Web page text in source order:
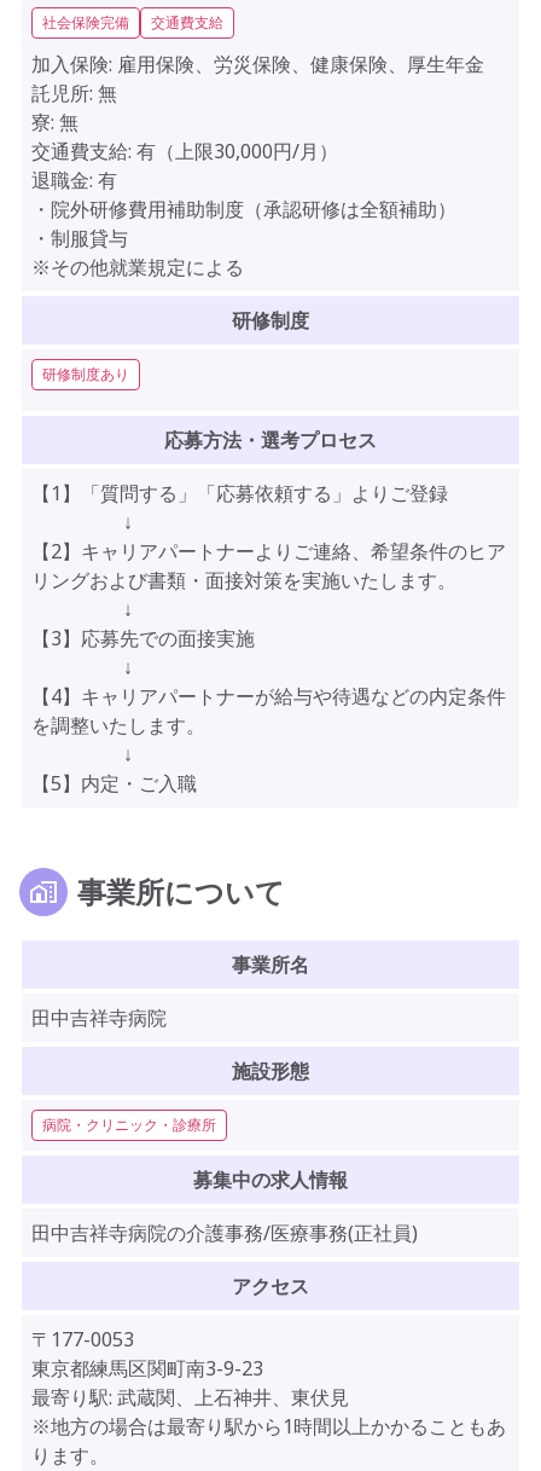
社会保険完備 交通費支給
加入保険: 雇用保険、労災保険、健康保険、厚生年金
託児所: 無
寮: 無
交通費支給: 有（上限30,000円/月）
退職金: 有
・院外研修費用補助制度（承認研修は全額補助）
・制服貸与
※その他就業規定による
研修制度
研修制度あり
応募方法・選考プロセス
【1】「質問する」「応募依頼する」よりご登録
↓
【2】キャリアパートナーよりご連絡、希望条件のヒア
リングおよび書類・面接対策を実施いたします。
↓
【3】応募先での面接実施
↓
【4】キャリアパートナーが給与や待遇などの内定条件
を調整いたします。
↓
【5】内定・ご入職
事業所について
事業所名
田中吉祥寺病院
施設形態
病院・クリニック・診療所
募集中の求人情報
田中吉祥寺病院の介護事務/医療事務(正社員)
アクセス
〒177-0053
東京都練馬区関町南3-9-23
最寄り駅: 武蔵関、上石神井、東伏見
※地方の場合は最寄り駅から1時間以上かかることもあ
ります。